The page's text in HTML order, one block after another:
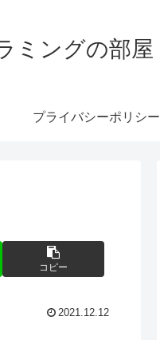
ミングの部屋
プライバシーポリシー
コピー
2021.12.12